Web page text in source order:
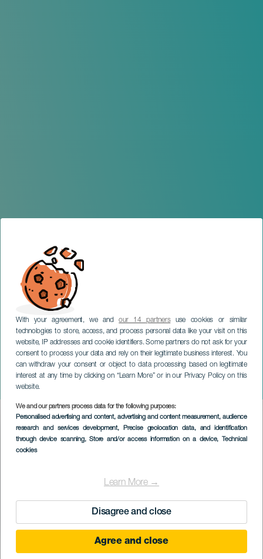
With your agreement, we andour 14 partnersuse cookies or similar
technologies to store, access, and process personal data like your visit on this
website, IP addresses and cookie identifiers. Some partners do not ask for your
consent to process your data and rely on their legitimate business interest. You
can withdraw your consent or object to data processing based on legitimate
interest at any time by clicking on “Learn More” or in our Privacy Policy on this
website.
We and our partners process data for the following purposes:
Personalised advertising and content, advertising and content measurement, audience
research and services development, Precise geolocation data, and identification
through device scanning, Store and/or access information on a device, Technical
cookies
Learn More →
Disagree and close
Agree and close
Een kerstfantasie
LANZAROTE
Imagen
Listado